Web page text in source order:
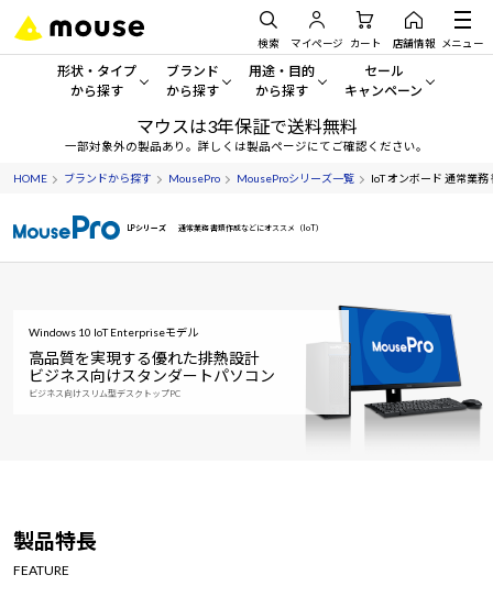
検索 マイページ カート 店舗情報 メニュー
形状・タイプ
から探す
形状・タイプから探す をすべてみる
デスクトップPC
ノートPC
ワークステーション
ブランド
から探す
mouse
G TUNE
NEXTGEAR
iiyama
用途・目的
から探す
一般向けパソコン
ゲーミングPC・ゲーム向けパソコン
クリエイティブ向け
学習向けパソコン
セール
キャンペーン
セール・キャンペー
期間限定セール
アウトレットパソコン
おすすめ目玉パソコン
今イチオシのパソコンをピ
Windows 11|Copilot+ PC
マウスは3年保証で送料無料
一部対象外の製品あり。詳しくは製品ページにてご確認ください。
HOME ブランドから探す MousePro MouseProシリーズ一覧 IoT オンボード 通常業
LPシリーズ 通常業務 書類作成などにオススメ（IoT）
Windows 10 IoT Enterpriseモデル
高品質を実現する優れた排熱設計
ビジネス向けスタンダートパソコン
ビジネス向けスリム型デスクトップPC
製品特長
FEATURE